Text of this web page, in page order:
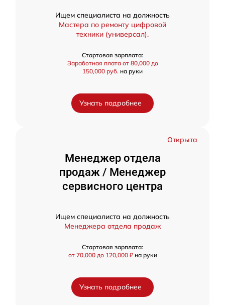
Ищем специалиста на должность
Мастера по ремонту цифровой
техники (универсал).
Стартовая зарплата:
Заработная плата от 80,000 до
150,000 руб. на руки
Узнать подробнее
Открыта
Менеджер отдела
продаж / Менеджер
сервисного центра
Ищем специалиста на должность
Менеджера отдела продаж
Стартовая зарплата:
от 70,000 до 120,000 ₽ на руки
Узнать подробнее